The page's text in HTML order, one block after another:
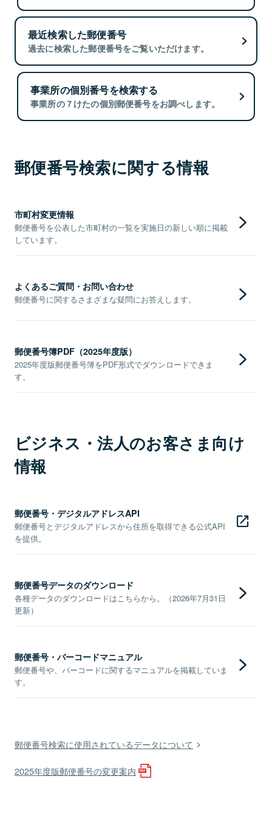
最近検索した郵便番号
過去に検索した郵便番号をご覧いただけます。
事業所の個別番号を検索する
事業所の７けたの個別郵便番号をお調べします。
郵便番号検索に関する情報
市町村変更情報
郵便番号を公表した市町村の一覧を実施日の新しい順に掲載
しています。
よくあるご質問・お問い合わせ
郵便番号に関するさまざまな疑問にお答えします。
郵便番号簿PDF（2025年度版）
2025年度版郵便番号簿をPDF形式でダウンロードできま
す。
ビジネス・法人のお客さま向け
情報
郵便番号・デジタルアドレスAPI
郵便番号とデジタルアドレスから住所を取得できる公式API
を提供。
郵便番号データのダウンロード
各種データのダウンロードはこちらから。（2026年7月31日
更新）
郵便番号・バーコードマニュアル
郵便番号や、バーコードに関するマニュアルを掲載していま
す。
郵便番号検索に使用されているデータについて
2025年度版郵便番号の変更案内